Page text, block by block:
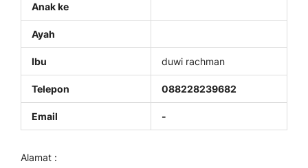
Anak ke
Ayah
Ibu duwi rachman
Telepon 088228239682
Email -
Alamat :